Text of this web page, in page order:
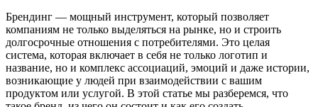
Брендинг — мощный инструмент, который позволяет
компаниям не только выделяться на рынке, но и строить
долгосрочные отношения с потребителями. Это целая
система, которая включает в себя не только логотип и
название, но и комплекс ассоциаций, эмоций и даже истории,
возникающие у людей при взаимодействии с вашим
продуктом или услугой. В этой статье мы разберемся, что